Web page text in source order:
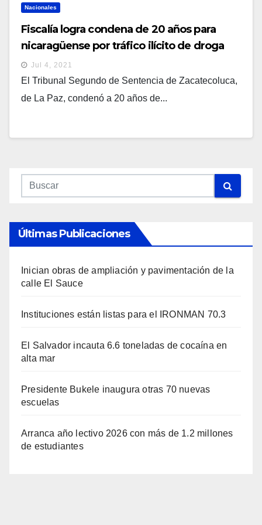
Nacionales
Fiscalía logra condena de 20 años para
nicaragüense por tráfico ilícito de droga
Jul 4, 2021
El Tribunal Segundo de Sentencia de Zacatecoluca,
de La Paz, condenó a 20 años de...
Últimas Publicaciones
Inician obras de ampliación y pavimentación de la
calle El Sauce
Instituciones están listas para el IRONMAN 70.3
El Salvador incauta 6.6 toneladas de cocaína en
alta mar
Presidente Bukele inaugura otras 70 nuevas
escuelas
Arranca año lectivo 2026 con más de 1.2 millones
de estudiantes